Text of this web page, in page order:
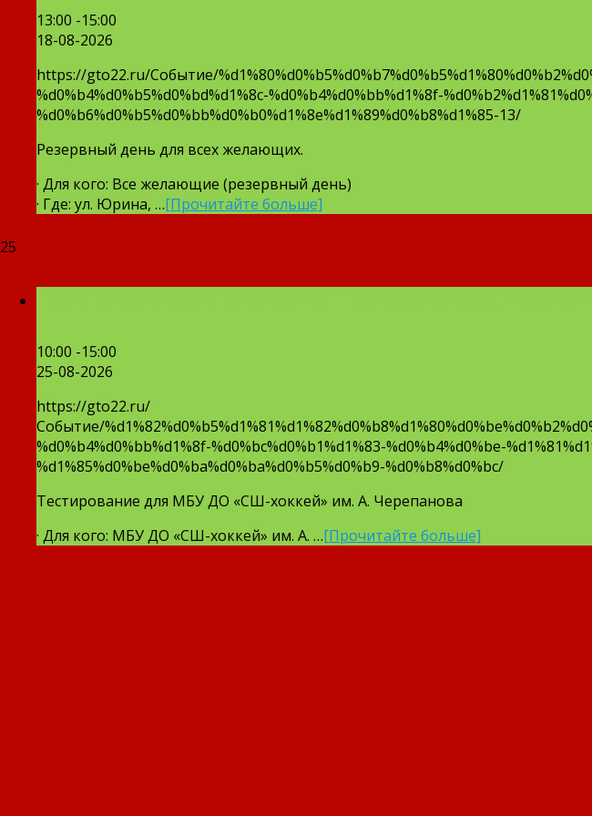
13:00 -15:00
18-08-2026
https://gto22.ru/Событие/
%d0%b4%d0%b5%d0%bd%d1%8c-%d0%b4%d0%bb%d1%8f-
%d0%b6%d0%b5%d0%bb%d0%b0%d1%8e%d1%89%d0%b8%d1%85-13/
Резервный день для всех желающих.
· Для кого: Все желающие (резервный день)
· Где: ул. Юрина, …[Прочитайте больше]
25
10:00 -15:00
25-08-2026
https://gto22.ru/
Событие/
%d0%b4%d0%bb%d1%8f-%d0%bc%d0%b1%d1%83-%d0%b4%d0%be-
%d1%85%d0%be%d0%ba%d0%ba%d0%b5%d0%b9-%d0%b8%d0%bc/
Тестирование для МБУ ДО «СШ-хоккей» им. А. Черепанова
· Для кого: МБУ ДО «СШ-хоккей» им. А. …[Прочитайте больше]